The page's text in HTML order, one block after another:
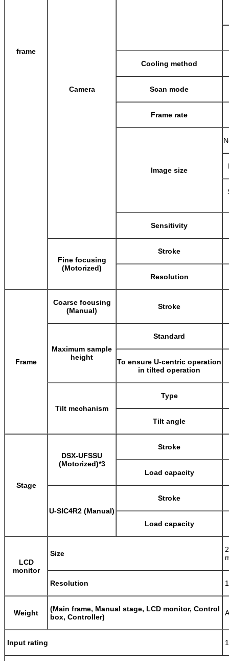
frame
Camera
Cooling method
Scan mode
Frame rate
Image size
Sensitivity
Fine focusing
(Motorized)
Stroke
Resolution
Frame
Coarse focusing
(Manual)
Stroke
Maximum sample
height
Standard
To ensure U-centric operation
in tilted operation
Tilt mechanism
Type
Tilt angle
Stage
DSX-UFSSU
(Motorized)*3
Stroke
Load capacity
U-SIC4R2 (Manual)
Stroke
Load capacity
LCD
monitor
Size
Resolution
Weight
(Main frame, Manual stage, LCD monitor, Control
box, Controller)
Input rating